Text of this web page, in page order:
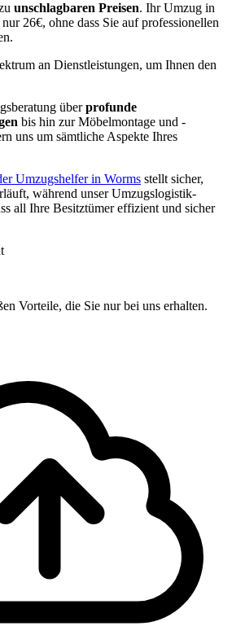
unschlagbaren Preisen. Ihr Umzug in
26€, ohne dass Sie auf professionellen
an Dienstleistungen, um Ihnen den
überprofunde
bis hin zur Möbelmontage und -
uns um sämtliche Aspekte Ihres
Umzugshelfer in Worms stellt sicher,
während unser Umzugslogistik-
all Ihre Besitztümer effizient und sicher
Vorteile, die Sie nur bei uns erhalten.